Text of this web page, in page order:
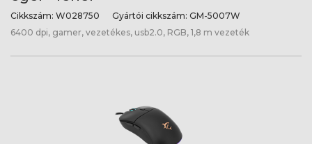
Cikkszám: W028750 Gyártói cikkszám: GM-5007W
6400 dpi, gamer, vezetékes, usb2.0, RGB, 1,8 m vezeték